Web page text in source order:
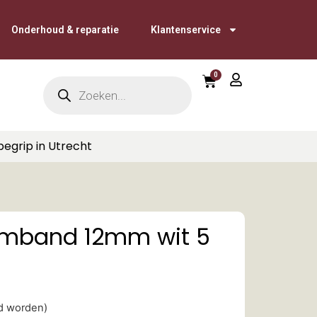
Onderhoud & reparatie Klantenservice
0
in Utrecht
12mm wit 5
worden)